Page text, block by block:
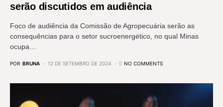
serão discutidos em audiência
Foco de audiência da Comissão de Agropecuária serão as
consequências para o setor sucroenergético, no qual Minas
ocupa…
POR BRUNA 12 DE SETEMBRO DE 2024 NO COMMENTS